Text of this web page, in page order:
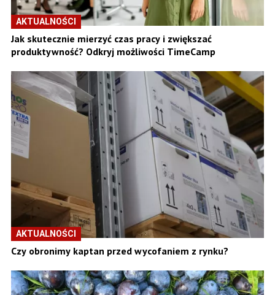
AKTUALNOŚCI
Jak skutecznie mierzyć czas pracy i zwiększać
produktywność? Odkryj możliwości TimeCamp
AKTUALNOŚCI
Czy obronimy kaptan przed wycofaniem z rynku?